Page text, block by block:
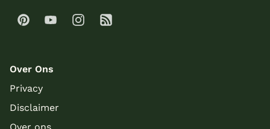
Over Ons
Privacy
Disclaimer
Over ons